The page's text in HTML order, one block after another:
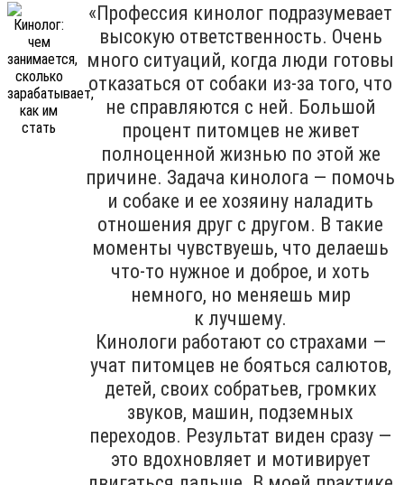
«Профессия кинолог подразумевает
высокую ответственность. Очень
много ситуаций, когда люди готовы
отказаться от собаки из-за того, что
не справляются с ней. Большой
процент питомцев не живет
полноценной жизнью по этой же
причине. Задача кинолога — помочь
и собаке и ее хозяину наладить
отношения друг с другом. В такие
моменты чувствуешь, что делаешь
что-то нужное и доброе, и хоть
немного, но меняешь мир
к лучшему.
Кинологи работают со страхами —
учат питомцев не бояться салютов,
детей, своих собратьев, громких
звуков, машин, подземных
переходов. Результат виден сразу —
это вдохновляет и мотивирует